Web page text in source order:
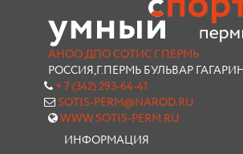
АНОО ДПО СОТИС Г.ПЕРМЬ
РОССИЯ,Г.ПЕРМЬ БУЛЬВАР
+ 7 (342) 293-64-41
SOTIS-PERM@NAROD.RU
WWW.SOTIS-PERM.RU
ИНФОРМАЦИЯ